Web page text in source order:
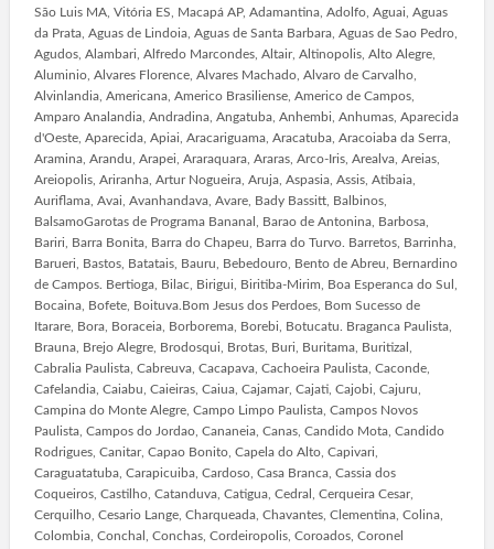
São Luis MA, Vitória ES, Macapá AP, Adamantina, Adolfo, Aguai, Aguas
da Prata, Aguas de Lindoia, Aguas de Santa Barbara, Aguas de Sao Pedro,
Agudos, Alambari, Alfredo Marcondes, Altair, Altinopolis, Alto Alegre,
Aluminio, Alvares Florence, Alvares Machado, Alvaro de Carvalho,
Alvinlandia, Americana, Americo Brasiliense, Americo de Campos,
Amparo Analandia, Andradina, Angatuba, Anhembi, Anhumas, Aparecida
d'Oeste, Aparecida, Apiai, Aracariguama, Aracatuba, Aracoiaba da Serra,
Aramina, Arandu, Arapei, Araraquara, Araras, Arco-Iris, Arealva, Areias,
Areiopolis, Ariranha, Artur Nogueira, Aruja, Aspasia, Assis, Atibaia,
Auriflama, Avai, Avanhandava, Avare, Bady Bassitt, Balbinos,
BalsamoGarotas de Programa Bananal, Barao de Antonina, Barbosa,
Bariri, Barra Bonita, Barra do Chapeu, Barra do Turvo. Barretos, Barrinha,
Barueri, Bastos, Batatais, Bauru, Bebedouro, Bento de Abreu, Bernardino
de Campos. Bertioga, Bilac, Birigui, Biritiba-Mirim, Boa Esperanca do Sul,
Bocaina, Bofete, Boituva.Bom Jesus dos Perdoes, Bom Sucesso de
Itarare, Bora, Boraceia, Borborema, Borebi, Botucatu. Braganca Paulista,
Brauna, Brejo Alegre, Brodosqui, Brotas, Buri, Buritama, Buritizal,
Cabralia Paulista, Cabreuva, Cacapava, Cachoeira Paulista, Caconde,
Cafelandia, Caiabu, Caieiras, Caiua, Cajamar, Cajati, Cajobi, Cajuru,
Campina do Monte Alegre, Campo Limpo Paulista, Campos Novos
Paulista, Campos do Jordao, Cananeia, Canas, Candido Mota, Candido
Rodrigues, Canitar, Capao Bonito, Capela do Alto, Capivari,
Caraguatatuba, Carapicuiba, Cardoso, Casa Branca, Cassia dos
Coqueiros, Castilho, Catanduva, Catigua, Cedral, Cerqueira Cesar,
Cerquilho, Cesario Lange, Charqueada, Chavantes, Clementina, Colina,
Colombia, Conchal, Conchas, Cordeiropolis, Coroados, Coronel